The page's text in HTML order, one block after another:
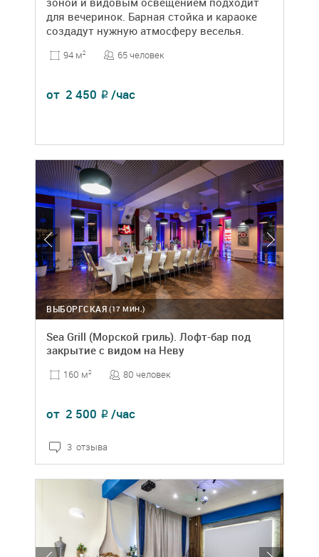
для вечеринок. Барная стойка и караоке
создадут нужную атмосферу веселья.
94 м2 65 человек
от 2 450 ₽ /час
(17 МИН.)
ВЫБОРГСКАЯ
Sea Grill (Морской гриль). Лофт-бар под
закрытие с видом на Неву
160 м2 80 человек
от 2 500 ₽ /час
3 отзыва